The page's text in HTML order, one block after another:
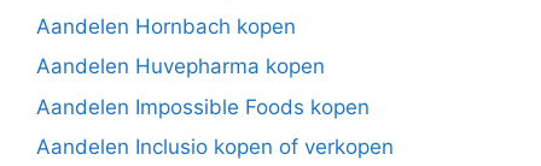
Aandelen Hornbach kopen
Aandelen Huvepharma kopen
Aandelen Impossible Foods kopen
Aandelen Inclusio kopen of verkopen